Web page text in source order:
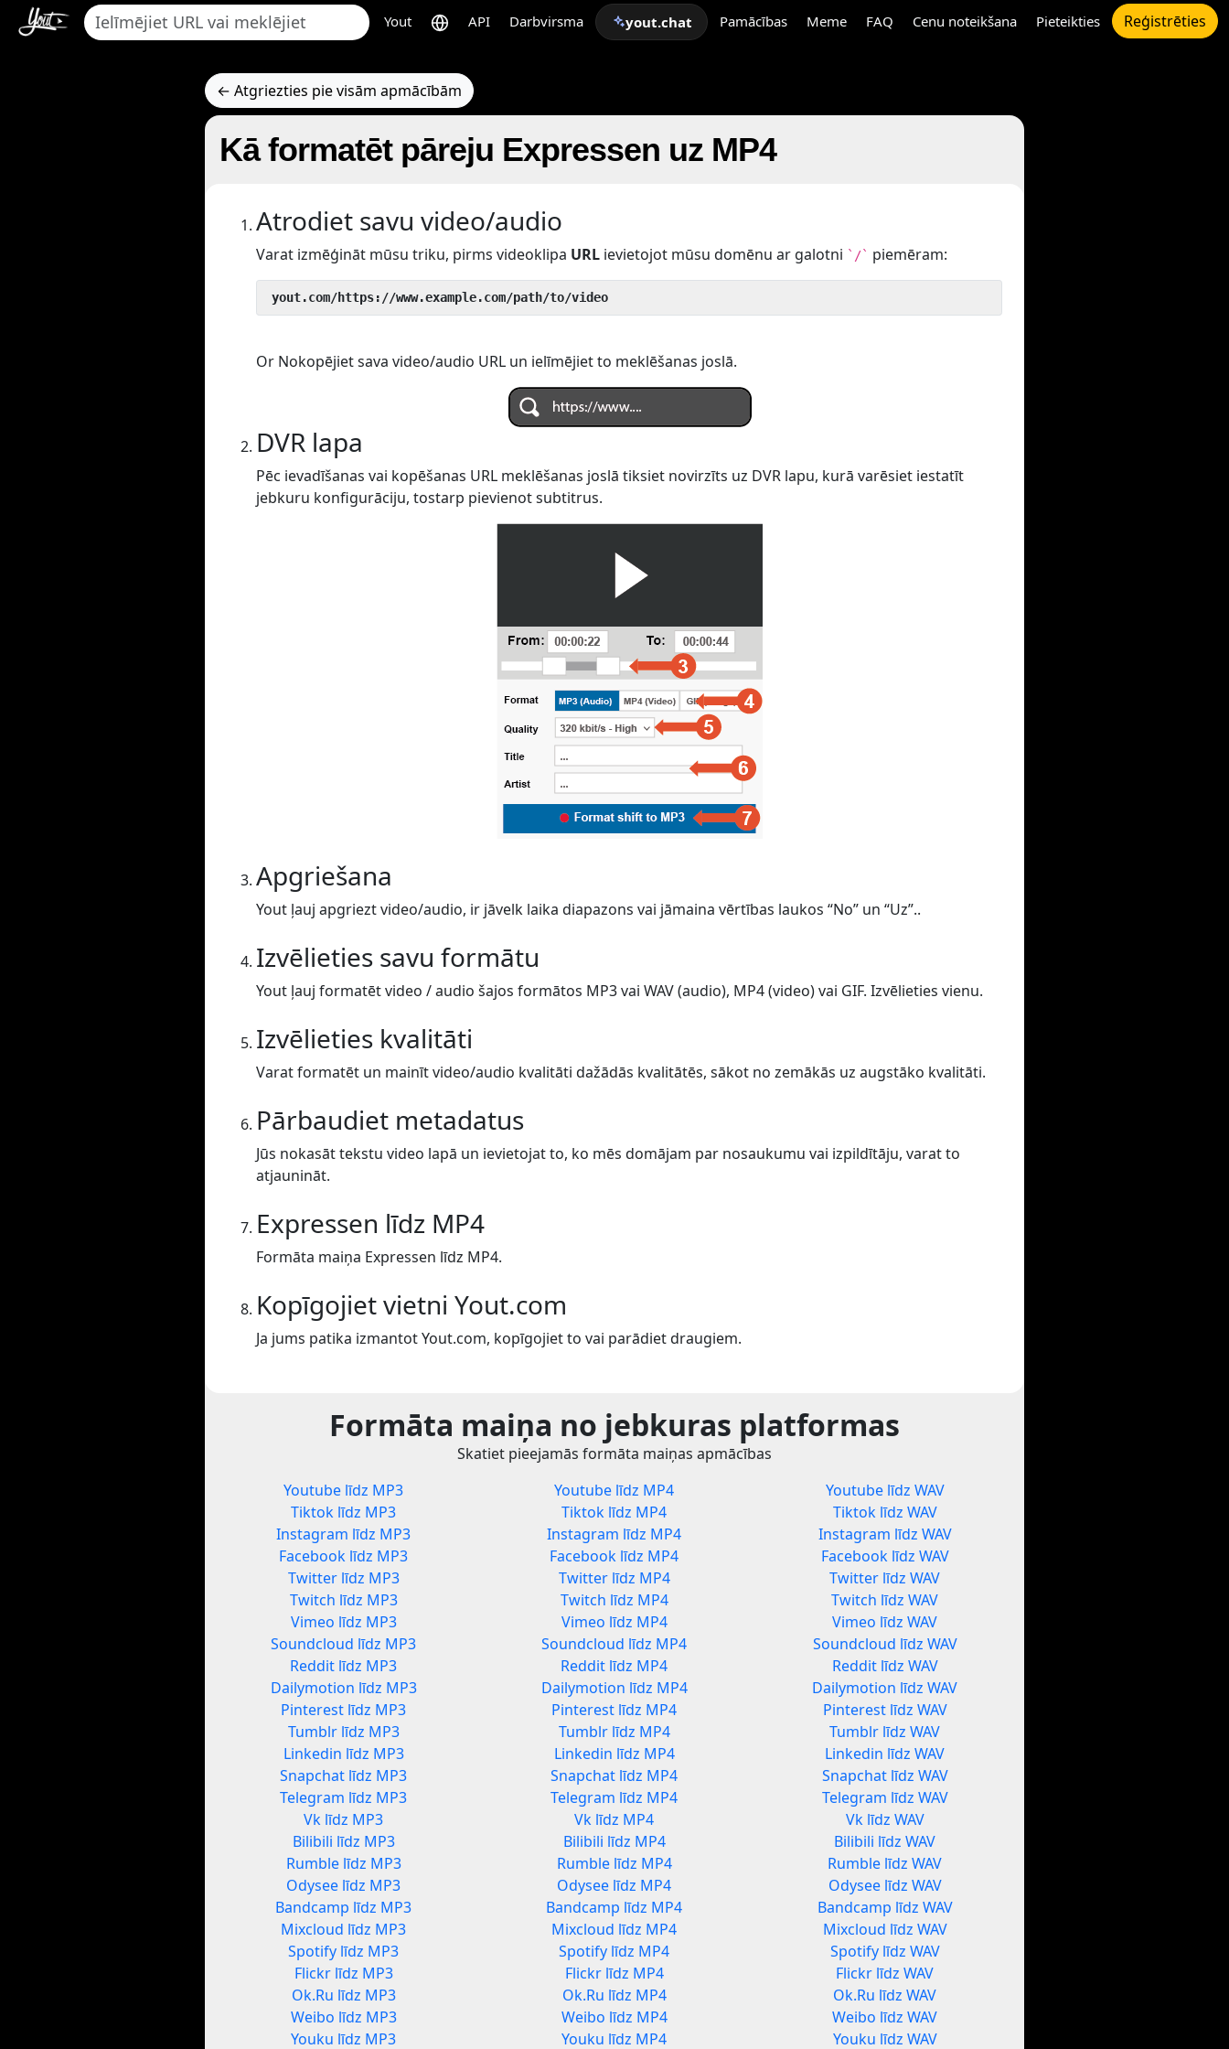
Yout API Darbvirsma yout.chat Pamācības Meme FAQ Cenu noteikšana Pieteikties Reģistrēties
← Atgriezties pie visām apmācībām
Kā formatēt pāreju Expressen uz MP4
Atrodiet savu video/audio
Varat izmēģināt mūsu triku, pirms videoklipa URL ievietojot mūsu domēnu ar galotni `/` piemēram:
yout.com/https://www.example.com/path/to/video
Or Nokopējiet sava video/audio URL un ielīmējiet to meklēšanas joslā.
DVR lapa
Pēc ievadīšanas vai kopēšanas URL meklēšanas joslā tiksiet novirzīts uz DVR lapu, kurā varēsiet iestatīt
jebkuru konfigurāciju, tostarp pievienot subtitrus.
Apgriešana
Yout ļauj apgriezt video/audio, ir jāvelk laika diapazons vai jāmaina vērtības laukos “No” un “Uz”..
Izvēlieties savu formātu
Yout ļauj formatēt video / audio šajos formātos MP3 vai WAV (audio), MP4 (video) vai GIF. Izvēlieties vienu.
Izvēlieties kvalitāti
Varat formatēt un mainīt video/audio kvalitāti dažādās kvalitātēs, sākot no zemākās uz augstāko kvalitāti.
Pārbaudiet metadatus
Jūs nokasāt tekstu video lapā un ievietojat to, ko mēs domājam par nosaukumu vai izpildītāju, varat to
atjaunināt.
Expressen līdz MP4
Formāta maiņa Expressen līdz MP4.
Kopīgojiet vietni Yout.com
Ja jums patika izmantot Yout.com, kopīgojiet to vai parādiet draugiem.
Formāta maiņa no jebkuras platformas
Skatiet pieejamās formāta maiņas apmācības
Youtube līdz MP3
Tiktok līdz MP3
Instagram līdz MP3
Facebook līdz MP3
Twitter līdz MP3
Twitch līdz MP3
Vimeo līdz MP3
Soundcloud līdz MP3
Reddit līdz MP3
Dailymotion līdz MP3
Pinterest līdz MP3
Tumblr līdz MP3
Linkedin līdz MP3
Snapchat līdz MP3
Telegram līdz MP3
Vk līdz MP3
Bilibili līdz MP3
Rumble līdz MP3
Odysee līdz MP3
Bandcamp līdz MP3
Mixcloud līdz MP3
Spotify līdz MP3
Flickr līdz MP3
Ok.Ru līdz MP3
Weibo līdz MP3
Youku līdz MP3
Youtube līdz MP4
Tiktok līdz MP4
Instagram līdz MP4
Facebook līdz MP4
Twitter līdz MP4
Twitch līdz MP4
Vimeo līdz MP4
Soundcloud līdz MP4
Reddit līdz MP4
Dailymotion līdz MP4
Pinterest līdz MP4
Tumblr līdz MP4
Linkedin līdz MP4
Snapchat līdz MP4
Telegram līdz MP4
Vk līdz MP4
Bilibili līdz MP4
Rumble līdz MP4
Odysee līdz MP4
Bandcamp līdz MP4
Mixcloud līdz MP4
Spotify līdz MP4
Flickr līdz MP4
Ok.Ru līdz MP4
Weibo līdz MP4
Youku līdz MP4
Youtube līdz WAV
Tiktok līdz WAV
Instagram līdz WAV
Facebook līdz WAV
Twitter līdz WAV
Twitch līdz WAV
Vimeo līdz WAV
Soundcloud līdz WAV
Reddit līdz WAV
Dailymotion līdz WAV
Pinterest līdz WAV
Tumblr līdz WAV
Linkedin līdz WAV
Snapchat līdz WAV
Telegram līdz WAV
Vk līdz WAV
Bilibili līdz WAV
Rumble līdz WAV
Odysee līdz WAV
Bandcamp līdz WAV
Mixcloud līdz WAV
Spotify līdz WAV
Flickr līdz WAV
Ok.Ru līdz WAV
Weibo līdz WAV
Youku līdz WAV